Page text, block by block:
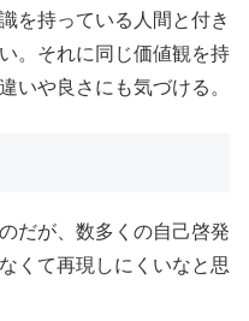
を持っている人間と付き
。それに同じ価値観を持
いや良さにも気づける。
だが、数多くの自己啓発
くて再現しにくいなと思